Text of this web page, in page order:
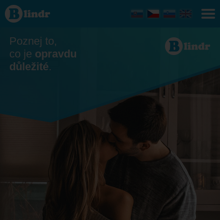
Seznamka
- On
hledá ji
Poznej to,
co je opravdu
důležité.